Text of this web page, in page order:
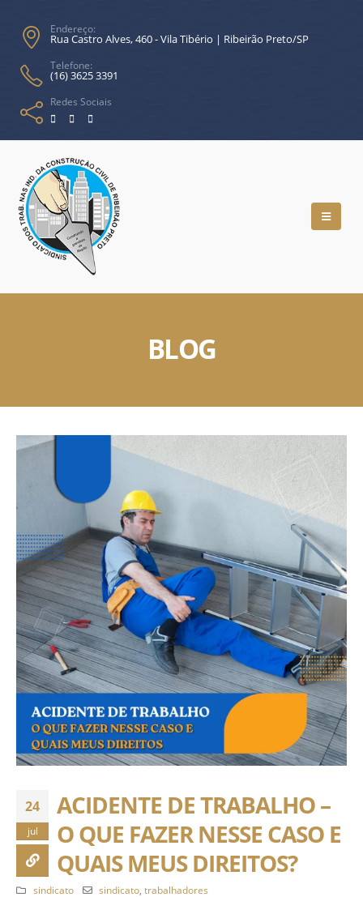
Endereço:
Rua Castro Alves, 460 - Vila Tibério | Ribeirão Preto/SP
Telefone:
(16) 3625 3391
Redes Sociais
BLOG
24
jul
ACIDENTE DE TRABALHO –
O QUE FAZER NESSE CASO E
QUAIS MEUS DIREITOS?
sindicato sindicato ,trabalhadores